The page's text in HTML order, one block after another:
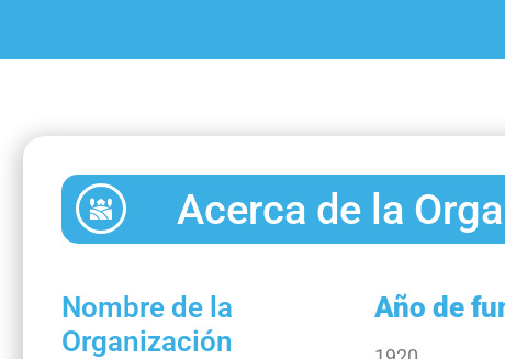
Acerca de la
Nombre de la
Organización
Año de